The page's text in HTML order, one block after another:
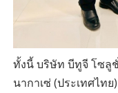
ทั้งนี้ บริษัท บีทูจี โซลู
นากาเซ่ (ประเทศไท